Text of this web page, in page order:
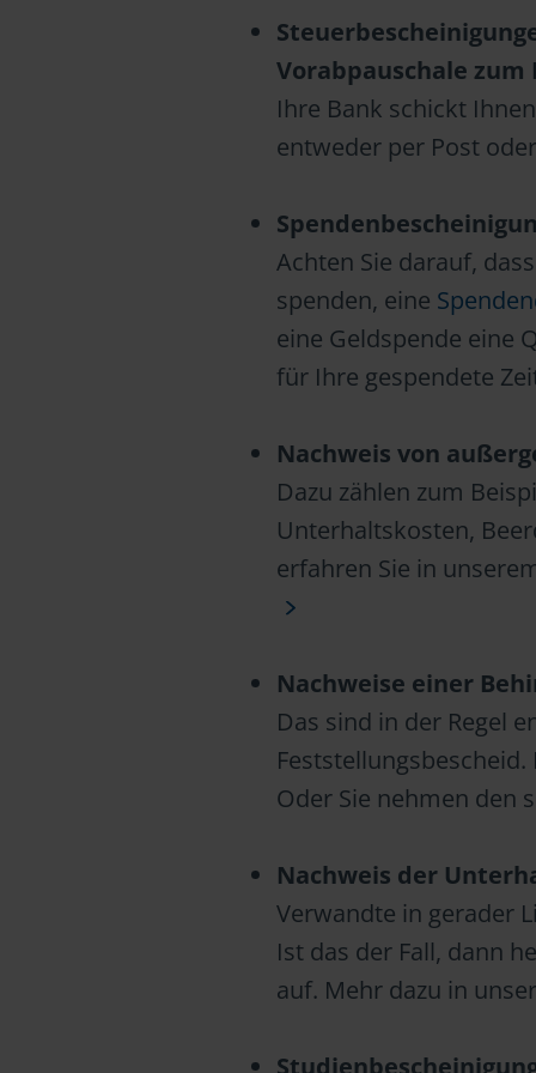
Vorabpauschale
Ihre Bank schickt
entweder per Post
Achten Sie darauf,
spenden, eine
eine Geldspende eine
für Ihre gespendete
Nachweis von
Dazu zählen zum
Unterhaltskosten,
erfahren Sie in
Nachweise einer
Das sind in der Regel
Oder Sie nehmen den
Nachweis der
Verwandte in gerader
Ist das der Fall, dann
auf. Mehr dazu in